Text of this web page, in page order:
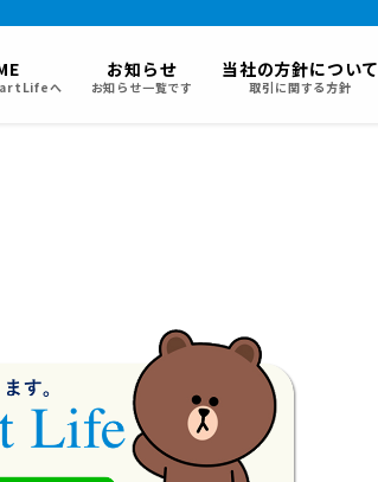
へ
お知らせ
お知らせ一覧です
当社の方針について
取引に関する方針